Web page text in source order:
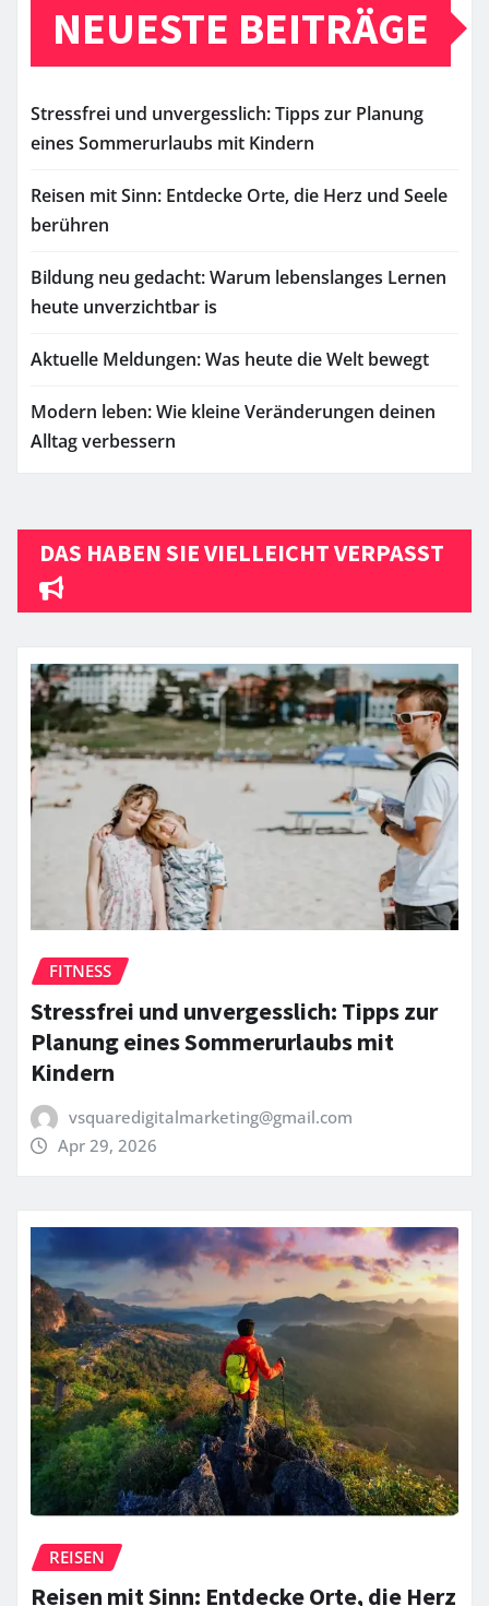
NEUESTE BEITRÄGE
Stressfrei und unvergesslich: Tipps zur Planung
eines Sommerurlaubs mit Kindern
Reisen mit Sinn: Entdecke Orte, die Herz und Seele
berühren
Bildung neu gedacht: Warum lebenslanges Lernen
heute unverzichtbar is
Aktuelle Meldungen: Was heute die Welt bewegt
Modern leben: Wie kleine Veränderungen deinen
Alltag verbessern
DAS HABEN SIE VIELLEICHT VERPASST
FITNESS
Stressfrei und unvergesslich: Tipps zur
Planung eines Sommerurlaubs mit
Kindern
vsquaredigitalmarketing@gmail.com
Apr 29, 2026
REISEN
Reisen mit Sinn: Entdecke Orte, die Herz